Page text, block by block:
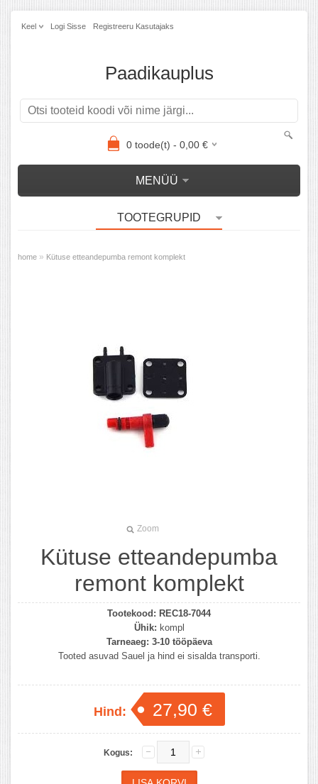
Keel Logi Sisse Registreeru Kasutajaks
Paadikauplus
0toode(t) - 0,00€
MENÜÜ
TOOTEGRUPID
home » Kütuse etteandepumba remont komplekt
Zoom
Kütuse etteandepumba
remont komplekt
Tootekood: REC18-7044
Ühik: kompl
Tarneaeg: 3-10 tööpäeva
Tooted asuvad Sauel ja hind ei sisalda transporti.
Hind: 27,90 €
Kogus: